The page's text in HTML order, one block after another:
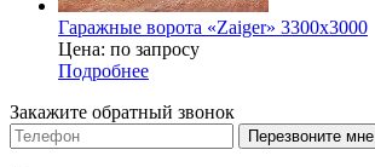
Гаражные ворота «Zaiger» 3300x3000
Цена: по запросу
Подробнее
Закажите обратный звонок
Перезвоните мне